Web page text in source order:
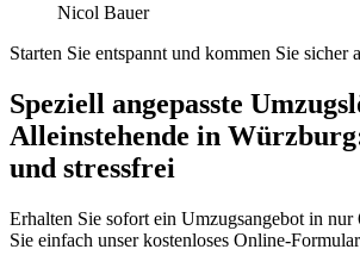
Nicol Bauer
Starten Sie entspannt und kommen Sie sicher
Speziell angepasste
Alleinstehende in
und stressfrei
Erhalten Sie sofort ein Umzugsangebot in nur
Sie einfach unser kostenloses Online-